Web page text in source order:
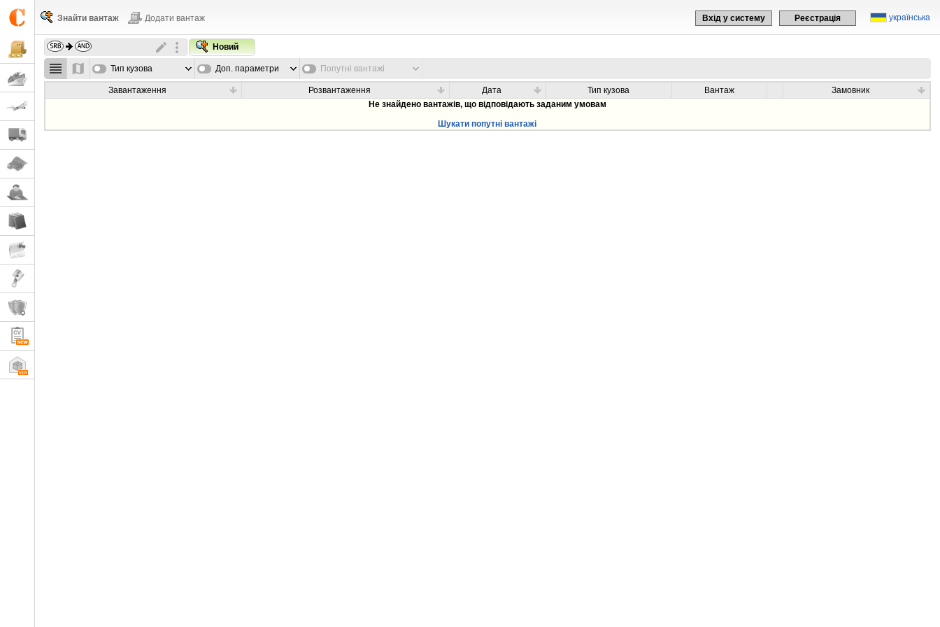
українська
Вхід у систему Реєстрація
Знайти вантаж Додати вантаж
Новий
Тип кузова Доп. параметри Попутні вантажі
Завантаження Розвантаження Дата Тип кузова Вантаж
Замовник
Не знайдено вантажів, що відповідають заданим умовам
Шукати попутні вантажі